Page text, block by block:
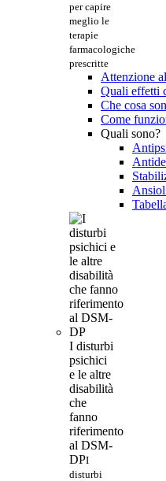
per capire
meglio le
terapie
farmacologiche
prescritte
Attenzione
Quali effetti
Che cosa
Come
Quali sono?
I disturbi
psichici
e le altre
disabilità
che
fanno
riferimento
al DSM-
DPI
disturbi